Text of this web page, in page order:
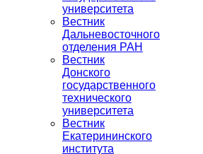
университета
Вестник
Дальневосточного
отделения РАН
Вестник
Донского
государственного
технического
университета
Вестник
Екатерининского
института